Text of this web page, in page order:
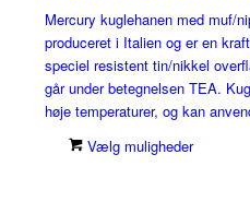
Mercury kuglehanen med muf/
produceret i Italien og er en
speciel resistent tin/nikkel
går under betegnelsen TEA.
høje temperaturer, og kan
Vælg muligheder